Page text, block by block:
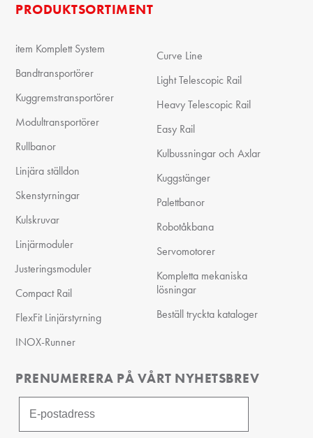
PRODUKTSORTIMENT
item Komplett System
Bandtransportörer
Kuggremstransportörer
Modultransportörer
Rullbanor
Linjära ställdon
Skenstyrningar
Kulskruvar
Linjärmoduler
Justeringsmoduler
Compact Rail
FlexFit Linjärstyrning
INOX-Runner
Curve Line
Light Telescopic Rail
Heavy Telescopic Rail
Easy Rail
Kulbussningar och Axlar
Kuggstänger
Palettbanor
Robotåkbana
Servomotorer
Kompletta mekaniska
lösningar
Beställ tryckta kataloger
PRENUMERERA PÅ VÅRT NYHETSBREV